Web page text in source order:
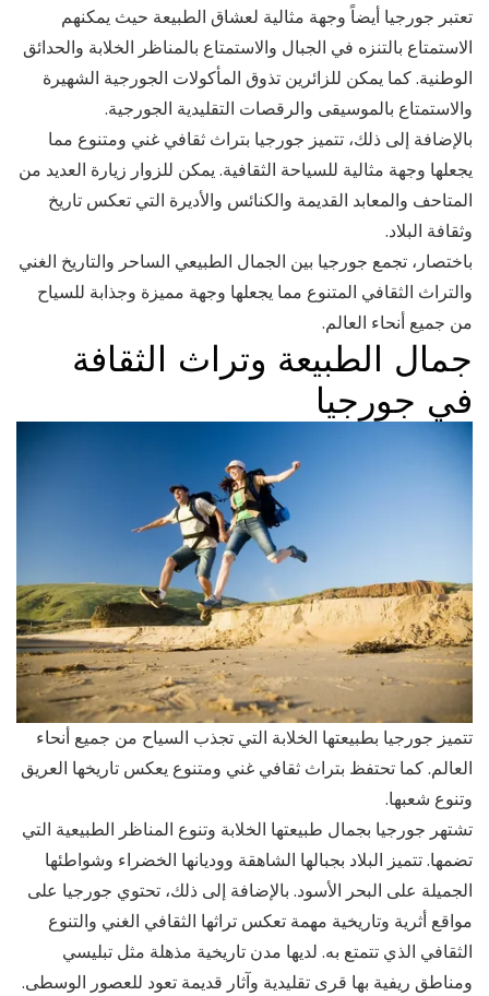
تعتبر جورجيا أيضاً وجهة مثالية لعشاق الطبيعة حيث يمكنهم
الاستمتاع بالتنزه في الجبال والاستمتاع بالمناظر الخلابة والحدائق
الوطنية. كما يمكن للزائرين تذوق المأكولات الجورجية الشهيرة
والاستمتاع بالموسيقى والرقصات التقليدية الجورجية.
بالإضافة إلى ذلك، تتميز جورجيا بتراث ثقافي غني ومتنوع مما
يجعلها وجهة مثالية للسياحة الثقافية. يمكن للزوار زيارة العديد من
المتاحف والمعابد القديمة والكنائس والأديرة التي تعكس تاريخ
وثقافة البلاد.
باختصار، تجمع جورجيا بين الجمال الطبيعي الساحر والتاريخ الغني
والتراث الثقافي المتنوع مما يجعلها وجهة مميزة وجذابة للسياح
من جميع أنحاء العالم.
جمال الطبيعة وتراث الثقافة
في جورجيا
تتميز جورجيا بطبيعتها الخلابة التي تجذب السياح من جميع أنحاء
العالم. كما تحتفظ بتراث ثقافي غني ومتنوع يعكس تاريخها العريق
وتنوع شعبها.
تشتهر جورجيا بجمال طبيعتها الخلابة وتنوع المناظر الطبيعية التي
تضمها. تتميز البلاد بجبالها الشاهقة ووديانها الخضراء وشواطئها
الجميلة على البحر الأسود. بالإضافة إلى ذلك، تحتوي جورجيا على
مواقع أثرية وتاريخية مهمة تعكس تراثها الثقافي الغني والتنوع
الثقافي الذي تتمتع به. لديها مدن تاريخية مذهلة مثل تبليسي
ومناطق ريفية بها قرى تقليدية وآثار قديمة تعود للعصور الوسطى.